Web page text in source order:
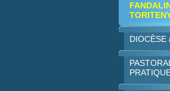
DIOCÈSE